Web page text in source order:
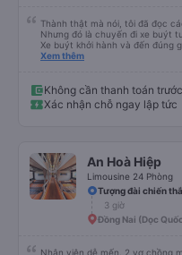
Thành thật mà nói, tôi đã đọc
Nhưng đó là chuyến đi xe buýt
Xe buýt khởi hành và đến đúng
dù vẫn hơi xóc, nhưng đó là đặc
Xem thêm
Không cần thanh toán trước
Xác nhận chỗ ngay lập tức
An Hoà Hiệp
Limousine 24 Phòng
Tượng đài chiến
3 giờ
Đồng Nai (Dọc
Nhân viên dễ mến. 2 vợ chồng